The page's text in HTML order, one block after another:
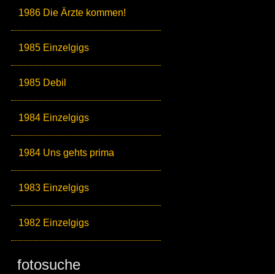
1986 Die Ärzte kommen!
1985 Einzelgigs
1985 Debil
1984 Einzelgigs
1984 Uns gehts prima
1983 Einzelgigs
1982 Einzelgigs
fotosuche